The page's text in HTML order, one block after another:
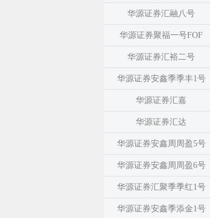
华源证券汇融八号
华源证券聚福一号FOF
华源证券汇裕二号
华源证券安鑫季季丰1号
华源证券汇嘉
华源证券汇达
华源证券安鑫周周盈5号
华源证券安鑫周周盈6号
华源证券汇聚季季红1号
华源证券安鑫季添金1号